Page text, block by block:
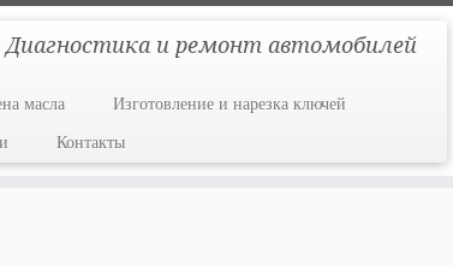
Диагностика и ремонт автомобилей
масла Изготовление и нарезка ключей
Контакты